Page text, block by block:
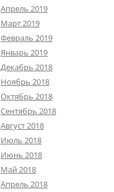
Апрель 2019
Март 2019
Февраль 2019
Январь 2019
Декабрь 2018
Ноябрь 2018
Октябрь 2018
Сентябрь 2018
Август 2018
Июль 2018
Июнь 2018
Май 2018
Апрель 2018